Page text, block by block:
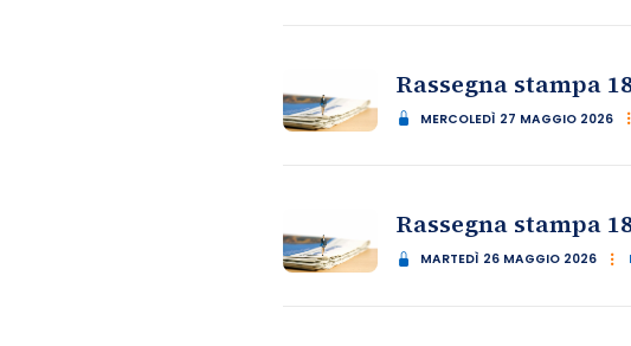
Rassegna stampa
MERCOLEDÌ 27 MAGGIO 2026
Rassegna stampa
MARTEDÌ 26 MAGGIO 2026